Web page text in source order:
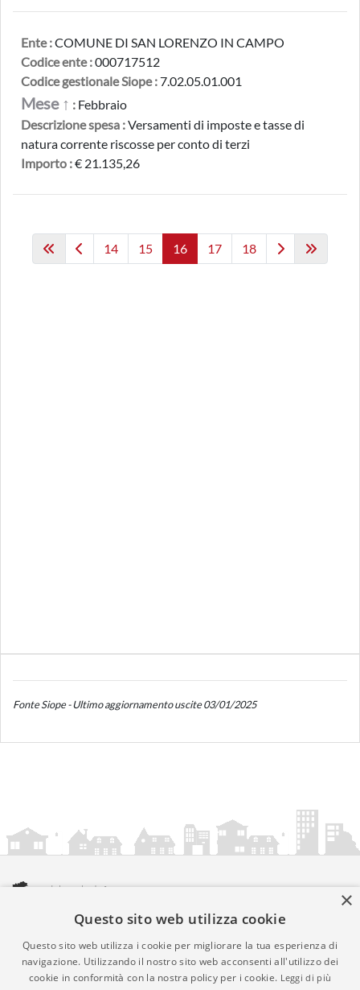
Ente :COMUNE DI SAN LORENZO IN CAMPO
Codice ente :000717512
Codice gestionale Siope :7.02.05.01.001
Mese ↑ : Febbraio
Descrizione spesa :Versamenti di imposte e tasse di
natura corrente riscosse per conto di terzi
Importo :€ 21.135,26
14 15 16 17 18
Fonte Siope - Ultimo aggiornamento uscite 03/01/2025
amministrazionicomunali.it è una iniziativa diartemedia.it
© Copyright MMXXIV - P.IVA 05400000724
Informazioni sul servizio |Informativa Privacy| Informativa
Cookies • Time 0.0213
×
Questo sito web utilizza cookie
Questo sito web utilizza i cookie per migliorare la tua esperienza di
navigazione. Utilizzando il nostro sito web acconsenti all'utilizzo dei
cookie in conformità con la nostra policy per i cookie. Leggi di più